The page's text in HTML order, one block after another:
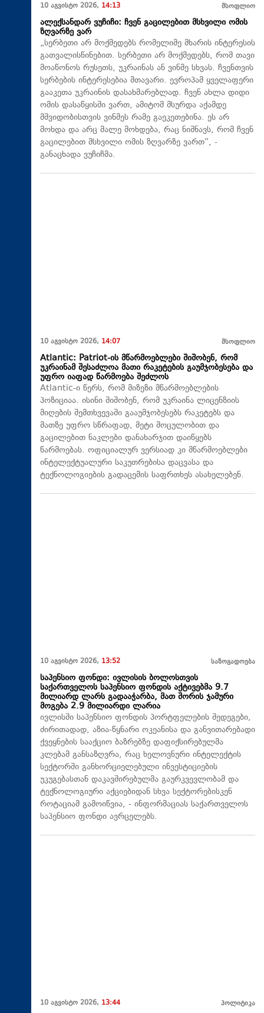
10 აგვისტო 2026, 14:13 მსოფლიო
ალექსანდარ ვუჩიჩი: ჩვენ გაცილებით მსხვილი ომის
ზღვარზე ვარ
„სერბეთი არ მოქმედებს რომელიმე მხარის ინტერესის
გათვალისწინებით. სერბეთი არ მოქმედებს, რომ თავი
მოაწონოს რუსეთს, უკრაინას ან ვინმე სხვას. ჩვენთვის
სერბების ინტერესებია მთავარი. ევროპამ ყველაფერი
გააკეთა უკრაინის დასახმარებლად. ჩვენ ახლა დიდი
ომის დასაწყისში ვართ, ამიტომ მსურდა აქამდე
მშვიდობისთვის ვინმეს რამე გაეკეთებინა. ეს არ
მოხდა და არც მალე მოხდება, რაც ნიშნავს, რომ ჩვენ
გაცილებით მსხვილი ომის ზღვარზე ვართ“, -
განაცხადა ვუჩიჩმა.
10 აგვისტო 2026, 14:07 მსოფლიო
Atlantic: Patriot-ის მწარმოებლები შიშობენ, რომ
უკრაინამ შესაძლოა მათი რაკეტების გაუმჯობესება და
უფრო იაფად წარმოება შეძლოს
Atlantic-ი წერს, რომ მიზეზი მწარმოებლების
პოზიციაა. ისინი შიშობენ, რომ უკრაინა ლიცენზიის
მიღების შემთხვევაში გააუმჯობესებს რაკეტებს და
მათზე უფრო სწრაფად, მეტი მოცულობით და
გაცილებით ნაკლები დანახარჯით დაიწყებს
წარმოებას. ოფიციალურ ვერსიად კი მწარმოებლები
ინტელექტუალური საკუთრებისა დაცვასა და
ტექნოლოგიების გადაცემის საფრთხეს ასახელებენ.
10 აგვისტო 2026, 13:52 საზოგადოება
საპენსიო ფონდი: ივლისის ბოლოსთვის
საქართველოს საპენსიო ფონდის აქტივებმა 9.7
მილიარდ ლარს გადააჭარბა, მათ შორის ჯამური
მოგება 2.9 მილიარდი ლარია
ივლისში საპენსიო ფონდის პორტფელების შედეგები,
ძირითადად, აზია-წყნარი ოკეანისა და განვითარებადი
ქვეყნების სააქციო ბაზრებზე დაფიქსირებულმა
კლებამ განსაზღვრა, რაც ხელოვნური ინტელექტის
სექტორში განხორციელებული ინვესტიციების
უკუგებასთან დაკავშირებულმა გაურკვევლობამ და
ტექნოლოგიური აქციებიდან სხვა სექტორებისკენ
როტაციამ გამოიწვია, - ინფორმაციას საქართველოს
საპენსიო ფონდი ავრცელებს.
10 აგვისტო 2026, 13:44 პოლიტიკა